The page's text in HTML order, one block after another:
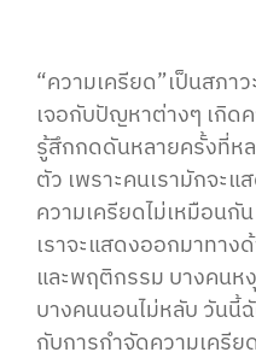
“ความเครียด”เป็นสภ
เจอกับปัญหาต่างๆ เกิด
รู้สึกกดดันหลายครั้งที่ห
ตัว เพราะคนเรามักจะ
ความเครียดไม่เหมือนกั
เราจะแสดงออกมาทาง
และพฤติกรรม บางคนห
บางคนนอนไม่หลับ วันนี้
กับการกำจัดความเครีย